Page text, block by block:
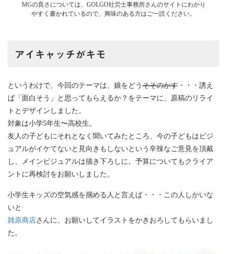
MGの良さについては、GOLGO社労士事務所さんのサイトにわかり
やすく書かれているので、興味のある方はご一読ください。
アイキャッチがキモ
というわけで、今回のテーマは、娘をどう そそのかす ・・・誘え
ば「面白そう」と思ってもらえるか？をテーマに、原稿のリライ
トとデザインしました。
対象は小学5年生〜高校生。
友人の子どもにそれとなく聞いてみたところ、今の子どもはビジ
ュアルがイケてないと見向きもしないという辛辣なご意見を頂戴
し、メインビジュアルは描き下ろしに。予算についてもクライア
ントに再検討をお願いしました。
小学生キッズの空気感を掴める人と言えば・・・この人しかいな
いと
雑原商店さんに、お願いしてイラストをかきおろしてもらいまし
た。